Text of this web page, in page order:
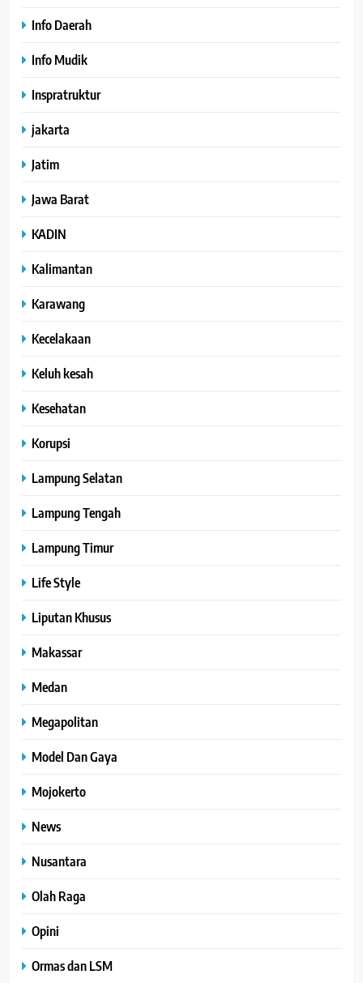
Info Daerah
Info Mudik
Inspratruktur
jakarta
Jatim
Jawa Barat
KADIN
Kalimantan
Karawang
Kecelakaan
Keluh kesah
Kesehatan
Korupsi
Lampung Selatan
Lampung Tengah
Lampung Timur
Life Style
Liputan Khusus
Makassar
Medan
Megapolitan
Model Dan Gaya
Mojokerto
News
Nusantara
Olah Raga
Opini
Ormas dan LSM